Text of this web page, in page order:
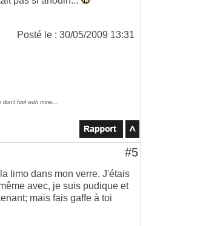
Posté le : 30/05/2009 13:31
don't fool with mine...
#5
limo dans mon verre. J'étais
avec, je suis pudique et
mais fais gaffe à toi